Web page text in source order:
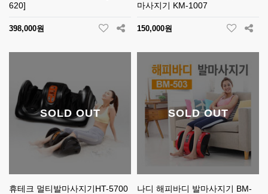
620]
398,000원
마사지기 KM-1007
150,000원
SOLD OUT
휴테크 멀티발마사지기HT-5700
SOLD OUT
나디 해피바디 발마사지기 BM-